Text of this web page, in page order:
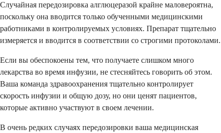
Случайная передозировка алглюцеразой крайне маловероятна,
поскольку она вводится только обученными медицинскими
работниками в контролируемых условиях. Препарат тщательно
измеряется и вводится в соответствии со строгими протоколами.
Если вы обеспокоены тем, что получаете слишком много
лекарства во время инфузии, не стесняйтесь говорить об этом.
Ваша команда здравоохранения тщательно контролирует
скорость инфузии и общую дозу, но они ценят пациентов,
которые активно участвуют в своем лечении.
В очень редких случаях передозировки ваша медицинская